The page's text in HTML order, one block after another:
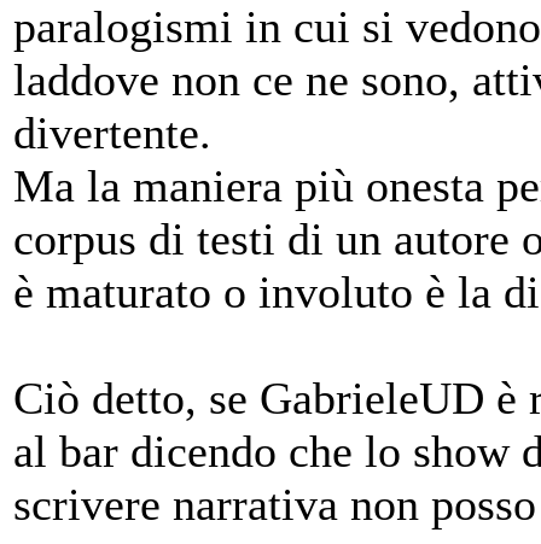
paralogismi in cui si
laddove non ce ne sono,
divertente.
Ma la maniera più onesta
corpus di testi di un autore
è maturato o involuto è la
Ciò detto, se GabrieleUD
al bar dicendo che lo show
scrivere narrativa non